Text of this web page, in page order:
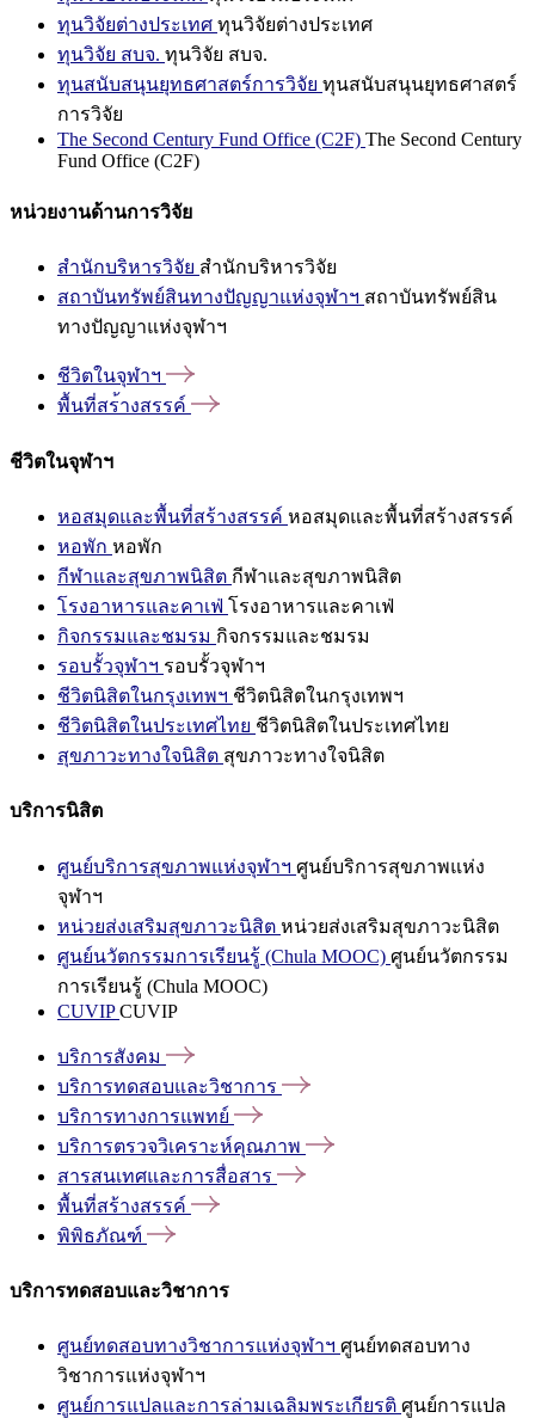
ทุนวิจัยต่างประเทศ ทุนวิจัยต่างประเทศ
ทุนวิจัย สบจ. ทุนวิจัย สบจ.
ทุนสนับสนุนยุทธศาสตร์การวิจัย ทุนสนับสนุนยุทธศาสตร์
การวิจัย
The Second Century Fund Office (C2F) The Second Century
Fund Office (C2F)
หน่วยงานด้านการวิจัย
สำนักบริหารวิจัย สำนักบริหารวิจัย
สถาบันทรัพย์สินทางปัญญาแห่งจุฬาฯ สถาบันทรัพย์สิน
ทางปัญญาแห่งจุฬาฯ
ชีวิตในจุฬาฯ
พื้นที่สร้างสรรค์
ชีวิตในจุฬาฯ
หอสมุดและพื้นที่สร้างสรรค์ หอสมุดและพื้นที่สร้างสรรค์
หอพัก หอพัก
กีฬาและสุขภาพนิสิต กีฬาและสุขภาพนิสิต
โรงอาหารและคาเฟ่ โรงอาหารและคาเฟ่
กิจกรรมและชมรม กิจกรรมและชมรม
รอบรั้วจุฬาฯ รอบรั้วจุฬาฯ
ชีวิตนิสิตในกรุงเทพฯ ชีวิตนิสิตในกรุงเทพฯ
ชีวิตนิสิตในประเทศไทย ชีวิตนิสิตในประเทศไทย
สุขภาวะทางใจนิสิต สุขภาวะทางใจนิสิต
บริการนิสิต
ศูนย์บริการสุขภาพแห่งจุฬาฯ ศูนย์บริการสุขภาพแห่ง
จุฬาฯ
หน่วยส่งเสริมสุขภาวะนิสิต หน่วยส่งเสริมสุขภาวะนิสิต
ศูนย์นวัตกรรมการเรียนรู้ (Chula MOOC) ศูนย์นวัตกรรม
การเรียนรู้ (Chula MOOC)
CUVIPCUVIP
บริการสังคม
บริการทดสอบและวิชาการ
บริการทางการแพทย์
บริการตรวจวิเคราะห์คุณภาพ
สารสนเทศและการสื่อสาร
พื้นที่สร้างสรรค์
พิพิธภัณฑ์
บริการทดสอบและวิชาการ
ศูนย์ทดสอบทางวิชาการแห่งจุฬาฯ ศูนย์ทดสอบทาง
วิชาการแห่งจุฬาฯ
ศูนย์การแปลและการล่ามเฉลิมพระเกียรติ ศูนย์การแปล